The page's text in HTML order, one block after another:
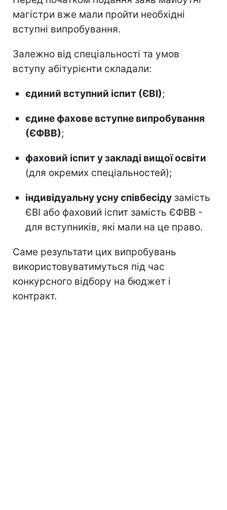
магістри вже мали пройти необхідні
вступні випробування.
Залежно від спеціальності та умов
вступу абітурієнти складали:
єдиний вступний іспит (ЄВІ);
єдине фахове вступне випробування
(ЄФВВ);
фаховий іспит у закладі вищої освіти
(для окремих спеціальностей);
індивідуальну усну співбесіду замість
ЄВІ або фаховий іспит замість ЄФВВ -
для вступників, які мали на це право.
Саме результати цих випробувань
використовуватимуться під час
конкурсного відбору на бюджет і
контракт.